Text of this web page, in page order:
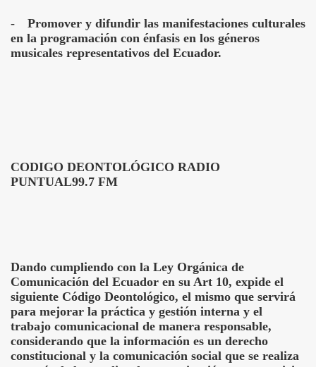
-
Promover y difundir las manifestaciones culturales
en la programación con énfasis en los géneros
musicales representativos del Ecuador.
CODIGO DEONTOLÓGICO RADIO
PUNTUAL99.7 FM
Dando cumpliendo con la Ley Orgánica de
Comunicación del Ecuador en su Art 10, expide el
siguiente Código Deontológico, el mismo que servirá
para mejorar la práctica y gestión interna y el
trabajo comunicacional de manera responsable,
considerando que la información es un derecho
constitucional y la comunicación social que se realiza